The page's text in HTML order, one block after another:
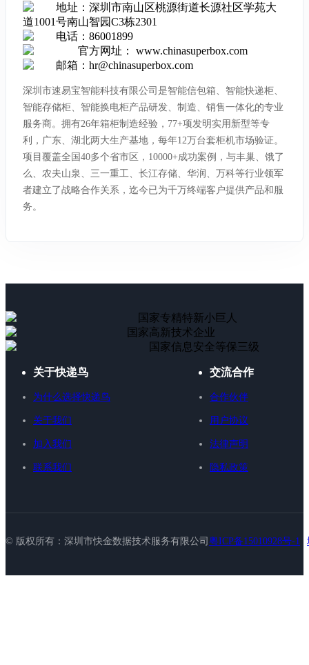
地址 ： 深圳市南山区桃源街道长源社区学苑大
道1001号南山智园C3栋2301
电话 ： 86001899
官方网址 ：
www.chinasuperbox.com
邮箱 ： hr@chinasuperbox.com
深圳市速易宝智能科技有限公司是智能信包箱、智能快递柜、
智能存储柜、智能换电柜产品研发、制造、销售一体化的专业
服务商。拥有26年箱柜制造经验，77+项发明实用新型等专
利，广东、湖北两大生产基地，每年12万台套柜机市场验证。
项目覆盖全国40多个省市区，10000+成功案例，与丰巢、饿了
么、农夫山泉、三一重工、长江存储、华润、万科等行业领军
者建立了战略合作关系，迄今已为千万终端客户提供产品和服
务。
国家专精特新小巨人
国家高新技术企业
国家信息安全等保三级
关于快递鸟
为什么选择快递鸟
关于我们
加入我们
联系我们
交流合作
合作伙伴
用户协议
法律声明
隐私政策
© 版权所有：深圳市快金数据技术服务有限公司 粤ICP备15010928号-1